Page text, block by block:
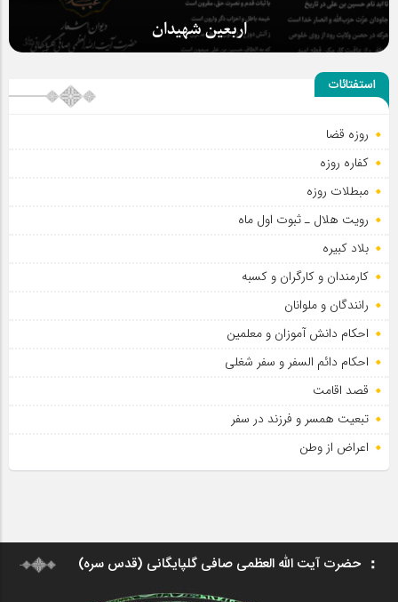
حضور عاشقانه و مخلصانه مردم در مسیر اربعین
استفتائات
روزه قضا
کفاره روزه
مبطلات روزه
رویت هلال ـ ثبوت اول ماه
بلاد کبیره
کارمندان و کارگران و کسبه
رانندگان و ملوانان
احکام دانش آموزان و معلمین
احکام دائم السفر و سفر شغلی
قصد اقامت
تبعیت همسر و فرزند در سفر
اعراض از وطن
حضرت آیت الله العظمی صافی گلپایگانی (قدس سره)